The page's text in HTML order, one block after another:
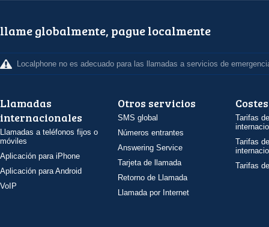
llame globalmente, pague localmente
Localphone no es adecuado para las llamadas a servicios de
Llamadas
internacionales
Llamadas a teléfonos fijos o
móviles
Aplicación para iPhone
Aplicación para Android
VoIP
Otros servicios
SMS global
Números entrantes
Answering Service
Tarjeta de llamada
Retorno de Llamada
Llamada por Internet
Costes
Tarifas
Tarifas
Tarifas